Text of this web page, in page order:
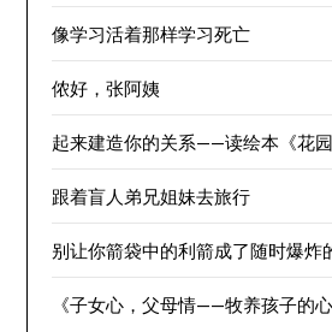
像学习活着那样学习死亡
侬好，张阿姨
起来建造你的关系——读绘本《花园
跟着盲人弟兄姐妹去旅行
别让你箭袋中的利箭成了随时爆炸
《子女心，父母情——牧养孩子的